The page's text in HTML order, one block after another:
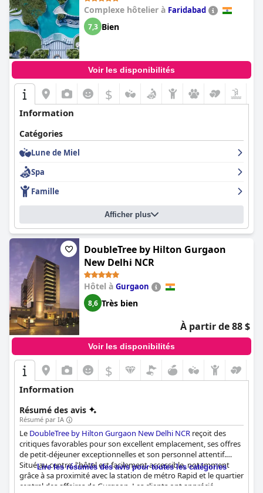
Complexe hôtelier à Faridabad
7,3 Bien
Voir les disponibilités
$
Information
Catégories
Lune de Miel
Spa
Famille
Afficher plus
DoubleTree by Hilton Gurgaon
New Delhi NCR
Hôtel à Gurgaon
8,6 Très bien
À partir de 88 $
Voir les disponibilités
$
Information
Résumé des avis
Résumé par IA
Le DoubleTree by Hilton Gurgaon New Delhi NCR reçoit des
critiques favorables pour son excellent emplacement, ses offres
de petit-déjeuner exceptionnelles et son personnel attentif.
Situé au centre, l'hôtel est facilement accessible, notamment
grâce à sa proximité avec la station de métro Rapid et le quartier
central des affaires de Gurgaon. Les clients ont apprécié
Lire les résumés des avis pour toutes les catégories